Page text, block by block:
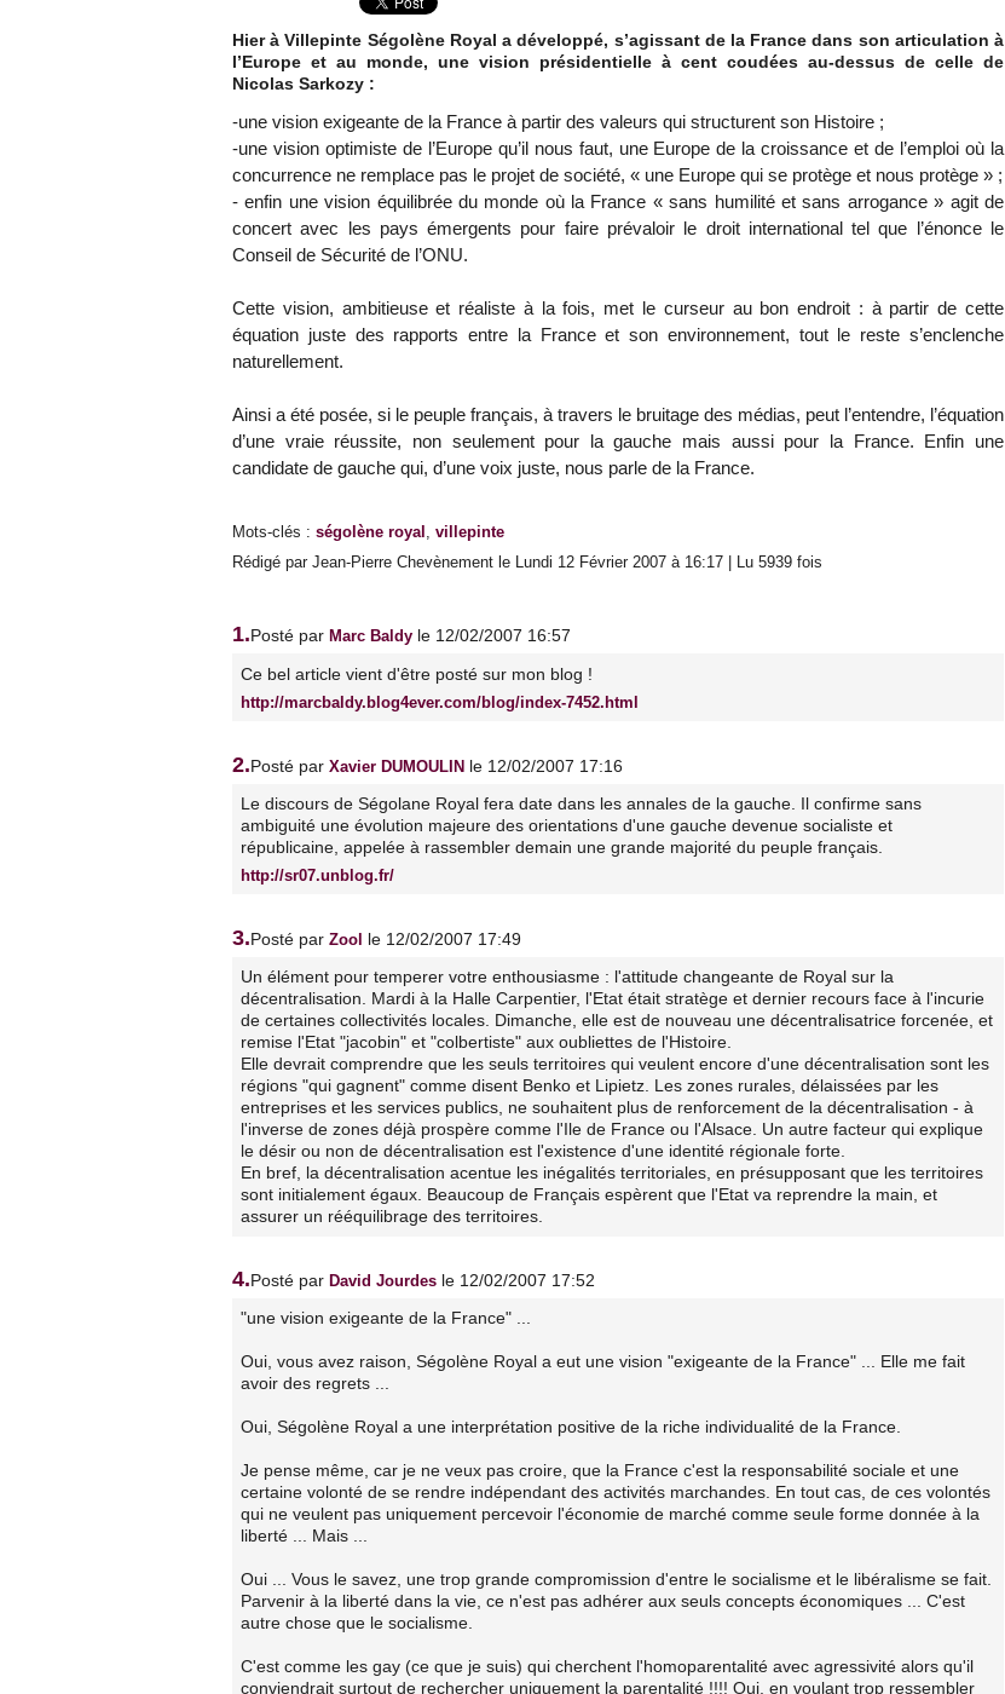
Hier à Villepinte Ségolène Royal a développé, s’agissant de la France dans son articulation à
l’Europe et au monde, une vision présidentielle à cent coudées au-dessus de celle de
Nicolas Sarkozy :
-une vision exigeante de la France à partir des valeurs qui structurent son Histoire ;
-une vision optimiste de l’Europe qu’il nous faut, une Europe de la croissance et de l’emploi où la
concurrence ne remplace pas le projet de société, « une Europe qui se protège et nous protège » ;
- enfin une vision équilibrée du monde où la France « sans humilité et sans arrogance » agit de
concert avec les pays émergents pour faire prévaloir le droit international tel que l’énonce le
Conseil de Sécurité de l’ONU.
Cette vision, ambitieuse et réaliste à la fois, met le curseur au bon endroit : à partir de cette
équation juste des rapports entre la France et son environnement, tout le reste s’enclenche
naturellement.
Ainsi a été posée, si le peuple français, à travers le bruitage des médias, peut l’entendre, l’équation
d’une vraie réussite, non seulement pour la gauche mais aussi pour la France. Enfin une
candidate de gauche qui, d’une voix juste, nous parle de la France.
Mots-clés : ségolène royal , villepinte
Rédigé par Jean-Pierre Chevènement le Lundi 12 Février 2007 à 16:17 | Lu 5939 fois
1.Posté par Marc Baldy le 12/02/2007 16:57
Ce bel article vient d'être posté sur mon blog !
http://marcbaldy.blog4ever.com/blog/index-7452.html
2.Posté par Xavier DUMOULIN le 12/02/2007 17:16
Le discours de Ségolane Royal fera date dans les annales de la gauche. Il confirme sans
ambiguité une évolution majeure des orientations d'une gauche devenue socialiste et
républicaine, appelée à rassembler demain une grande majorité du peuple français.
http://sr07.unblog.fr/
3.Posté par Zool le 12/02/2007 17:49
Un élément pour temperer votre enthousiasme : l'attitude changeante de Royal sur la
décentralisation. Mardi à la Halle Carpentier, l'Etat était stratège et dernier recours face à l'incurie
de certaines collectivités locales. Dimanche, elle est de nouveau une décentralisatrice forcenée, et
remise l'Etat "jacobin" et "colbertiste" aux oubliettes de l'Histoire.
Elle devrait comprendre que les seuls territoires qui veulent encore d'une décentralisation sont les
régions "qui gagnent" comme disent Benko et Lipietz. Les zones rurales, délaissées par les
entreprises et les services publics, ne souhaitent plus de renforcement de la décentralisation - à
l'inverse de zones déjà prospère comme l'Ile de France ou l'Alsace. Un autre facteur qui explique
le désir ou non de décentralisation est l'existence d'une identité régionale forte.
En bref, la décentralisation acentue les inégalités territoriales, en présupposant que les territoires
sont initialement égaux. Beaucoup de Français espèrent que l'Etat va reprendre la main, et
assurer un rééquilibrage des territoires.
4.Posté par David Jourdes le 12/02/2007 17:52
"une vision exigeante de la France" ...
Oui, vous avez raison, Ségolène Royal a eut une vision "exigeante de la France" ... Elle me fait
avoir des regrets ...
Oui, Ségolène Royal a une interprétation positive de la riche individualité de la France.
Je pense même, car je ne veux pas croire, que la France c'est la responsabilité sociale et une
certaine volonté de se rendre indépendant des activités marchandes. En tout cas, de ces volontés
qui ne veulent pas uniquement percevoir l'économie de marché comme seule forme donnée à la
liberté ... Mais ...
Oui ... Vous le savez, une trop grande compromission d'entre le socialisme et le libéralisme se fait.
Parvenir à la liberté dans la vie, ce n'est pas adhérer aux seuls concepts économiques ... C'est
autre chose que le socialisme.
C'est comme les gay (ce que je suis) qui cherchent l'homoparentalité avec agressivité alors qu'il
conviendrait surtout de rechercher uniquement la parentalité !!!! Oui, en voulant trop ressembler